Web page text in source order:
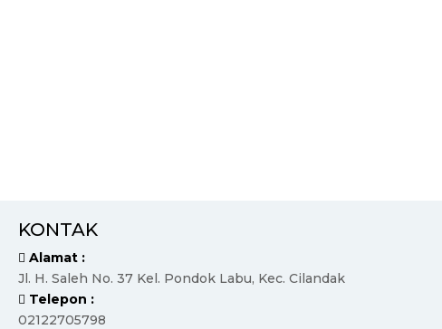
KONTAK
Alamat :
Jl. H. Saleh No. 37 Kel. Pondok Labu, Kec. Cilandak
Telepon :
02122705798